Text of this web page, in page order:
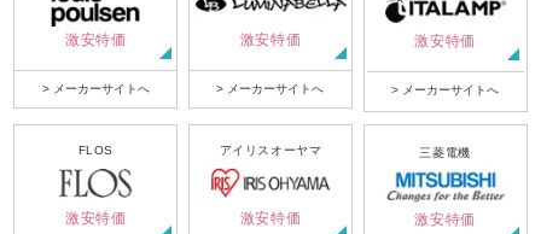
激安特価
> メーカーサイトへ
激安特価
> メーカーサイトへ
激安特価
> メーカーサイトへ
FLOS
激安特価
アイリスオーヤマ
激安特価
三菱電機
激安特価